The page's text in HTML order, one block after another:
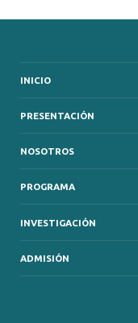
INICIO
PRESENTACIÓN
NOSOTROS
PROGRAMA
INVESTIGACIÓN
ADMISIÓN